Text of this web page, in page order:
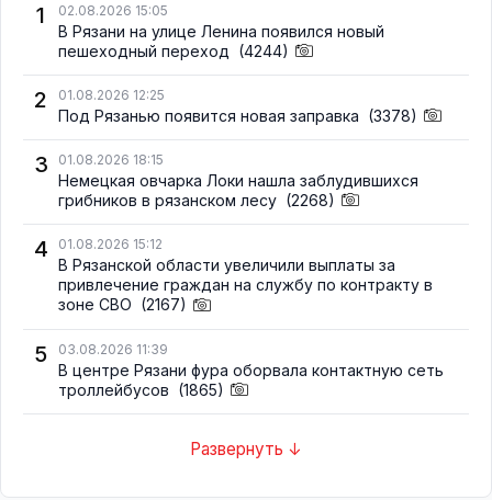
1
02.08.2026 15:05
В Рязани на улице Ленина появился новый
пешеходный переход (4244)
2 01.08.2026 12:25
Под Рязанью появится новая заправка (3378)
3 01.08.2026 18:15
Немецкая овчарка Локи нашла заблудившихся
грибников в рязанском лесу (2268)
4 01.08.2026 15:12
В Рязанской области увеличили выплаты за
привлечение граждан на службу по контракту в
зоне СВО (2167)
5 03.08.2026 11:39
В центре Рязани фура оборвала контактную сеть
троллейбусов (1865)
Развернуть ↓